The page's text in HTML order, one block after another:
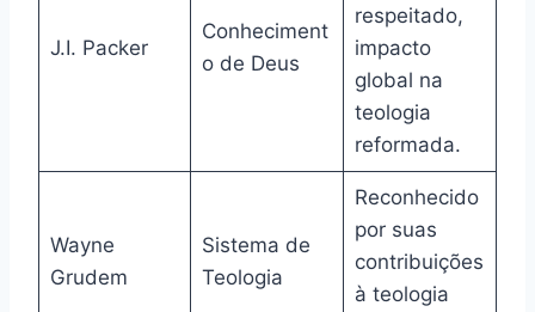
J.I. Packer
Conheciment
o de Deus
respeitado,
impacto
global na
teologia
reformada.
Wayne
Grudem
Sistema de
Teologia
Reconhecido
por suas
contribuições
à teologia